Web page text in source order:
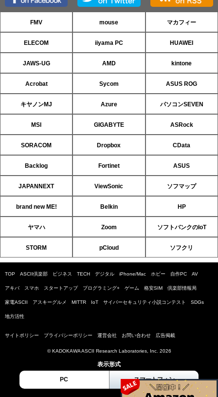
FMV mouse マカフィー
ELECOM iiyama PC HUAWEI
JAWS-UG AMD kintone
Acrobat Sycom ASUS ROG
キヤノンMJ Azure パソコンSEVEN
MSI GIGABYTE ASRock
SORACOM Dropbox CData
Backlog Fortinet ASUS
JAPANNEXT ViewSonic ソフマップ
brand new ME! Belkin HP
ヤマハ Zoom ソフトバンクのIoT
STORM pCloud ソフクリ
TOP ASCII倶楽部 ビジネス TECH デジタル iPhone/Mac ホビー 自作PC AV
アキバ スマホ スタートアップ プログラミング+ ゲーム 格安SIM 倶楽部情報局
家電ASCII アスキーグルメ MITTR IoT サイバーセキュリティ小説コンテスト SDGs
地方活性
サイトポリシー プライバシーポリシー 運営会社 お問い合わせ 広告掲載
© KADOKAWA ASCII Research Laboratories, Inc. 2026
表示形式
PC スマートフォン